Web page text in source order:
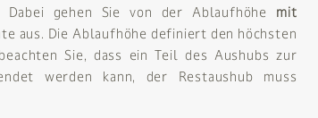
Dabei gehen Sie von der Ablaufhöhe mit
aus. Die Ablaufhöhe definiert den höchsten
Sie, dass ein Teil des Aushubs zur
werden kann, der Restaushub muss